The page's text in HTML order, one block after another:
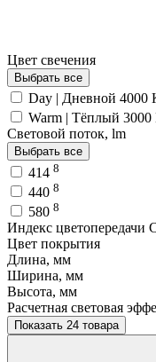
Цвет свечения
Выбрать все
Day | Дневной 4000
Warm | Тёплый 3000
Световой поток, lm
Выбрать все
414 8
440 8
580 8
Индекс цветопередачи
Цвет покрытия
Длина, мм
Ширина, мм
Высота, мм
Расчетная световая
Показать 24 товара